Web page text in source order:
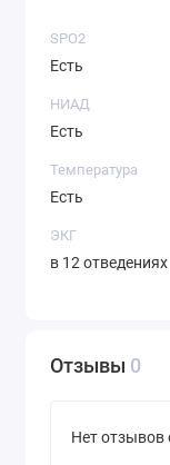
SPO2
Есть
НИАД
Есть
Температура
Есть
ЭКГ
в 12 отведениях
Отзывы 0
Нет отзывов